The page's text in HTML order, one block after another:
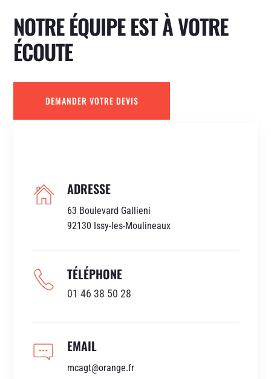
NOTRE ÉQUIPE EST À VOTRE
ÉCOUTE
DEMANDER VOTRE DEVIS
ADRESSE
63 Boulevard Gallieni
92130 Issy-les-Moulineaux
TÉLÉPHONE
01 46 38 50 28
EMAIL
mcagt@orange.fr